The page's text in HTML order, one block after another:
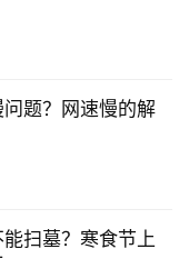
题？网速慢的解
扫墓？寒食节上